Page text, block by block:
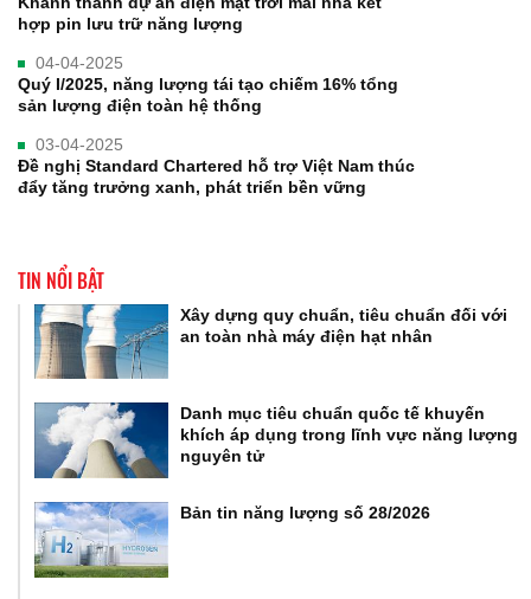
hợp pin lưu trữ năng lượng
04-04-2025
Quý I/2025, năng lượng tái tạo chiếm 16% tổng
sản lượng điện toàn hệ thống
03-04-2025
Đề nghị Standard Chartered hỗ trợ Việt Nam thúc
đẩy tăng trưởng xanh, phát triển bền vững
TIN NỔI BẬT
Xây dựng quy chuẩn, tiêu chuẩn đối với
an toàn nhà máy điện hạt nhân
Danh mục tiêu chuẩn quốc tế khuyến
khích áp dụng trong lĩnh vực năng lượng
nguyên tử
Bản tin năng lượng số 28/2026